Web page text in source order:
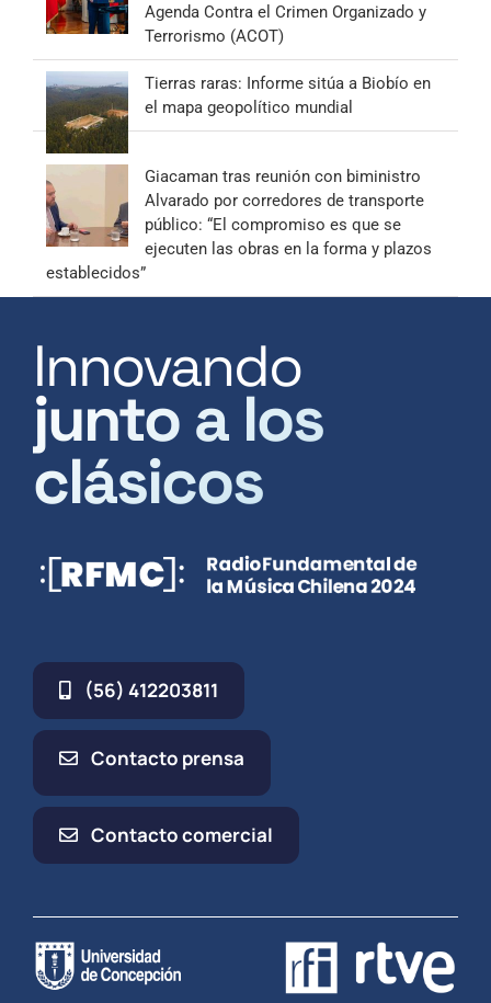
Agenda Contra el Crimen Organizado y
Terrorismo (ACOT)
Tierras raras: Informe sitúa a Biobío en
el mapa geopolítico mundial
Giacaman tras reunión con biministro
Alvarado por corredores de transporte
público: “El compromiso es que se
ejecuten las obras en la forma y plazos
establecidos”
Innovando
junto a los
clásicos
(56) 412203811
Contacto prensa
Contacto comercial